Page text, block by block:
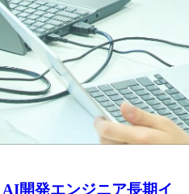
AI開発エンジニア長期イ